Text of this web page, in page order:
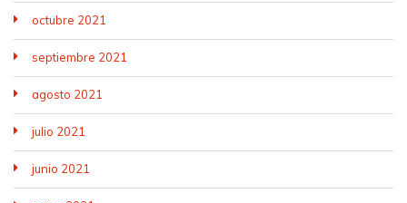
octubre 2021
septiembre 2021
agosto 2021
julio 2021
junio 2021